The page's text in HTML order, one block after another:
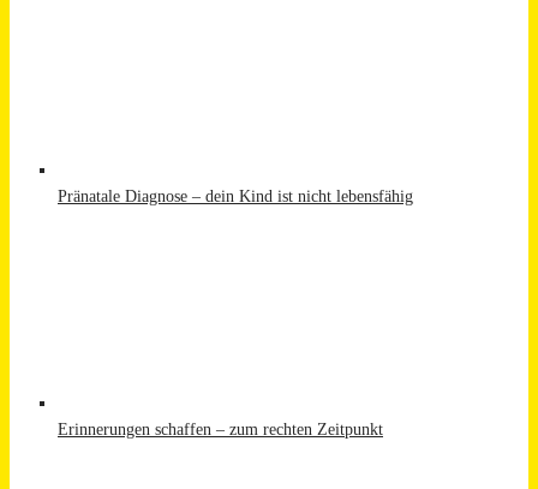
Pränatale Diagnose – dein Kind ist nicht lebensfähig
Erinnerungen schaffen – zum rechten Zeitpunkt